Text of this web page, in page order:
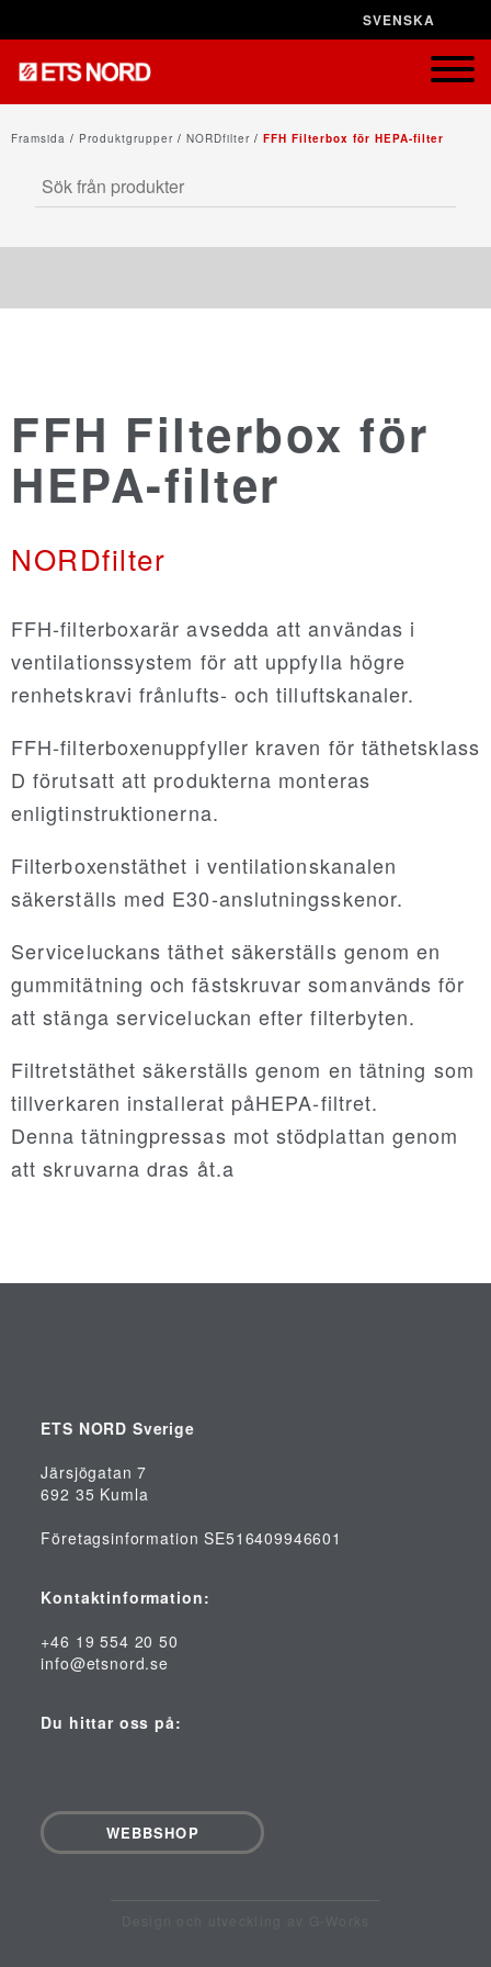
SVENSKA
STÄNG X
Framsida / Produktgrupper / NORDfilter / FFH Filterbox för HEPA-filter
NORDrect
NORDcanopy
NORDsilencer
NORDfire
NORDdamper
NORDexternal
NORDgrille
NORDsmoke-round
PRICING
FFH Filterbox för
HEPA-filter
NORDfilter
FFH-filterboxarär avsedda att användas i
ventilationssystem för att uppfylla högre
renhetskravi frånlufts- och tilluftskanaler.
FFH-filterboxenuppfyller kraven för täthetsklass
D förutsatt att produkterna monteras
enligtinstruktionerna.
Filterboxenstäthet i ventilationskanalen
säkerställs med E30-anslutningsskenor.
Serviceluckans täthet säkerställs genom en
gummitätning och fästskruvar somanvänds för
att stänga serviceluckan efter filterbyten.
Filtretstäthet säkerställs genom en tätning som
tillverkaren installerat påHEPA-filtret.
Denna tätningpressas mot stödplattan genom
att skruvarna dras åt.a
ETS NORD Sverige
Järsjögatan 7
692 35 Kumla
Företagsinformation SE516409946601
Kontaktinformation:
+46 19 554 20 50
info@etsnord.se
Du hittar oss på:
WEBBSHOP